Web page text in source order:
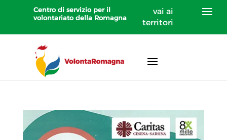
Centro di servizio per il
volontariato della Romagna
vai ai
territori